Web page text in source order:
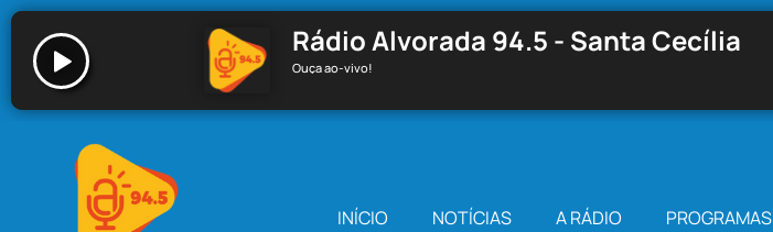
Rádio Alvorada 94.5 - Santa Cecília
Ouça ao-vivo!
Rádio Alvorada 94.5 - Santa Cecília
INÍCIO NOTÍCIAS A RÁDIO PROGRAMAS